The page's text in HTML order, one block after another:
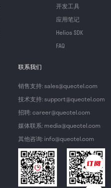
开发工具
应用笔记
Helios SDK
FAQ
联系我们
销售支持: sales@quectel.com
技术支持: support@quectel.com
招聘: career@quectel.com
媒体联系: media@quectel.com
其他咨询: info@quectel.com